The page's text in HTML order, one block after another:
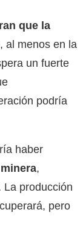
que la
, al menos en la
un fuerte
podría
haber
,
La producción
pero